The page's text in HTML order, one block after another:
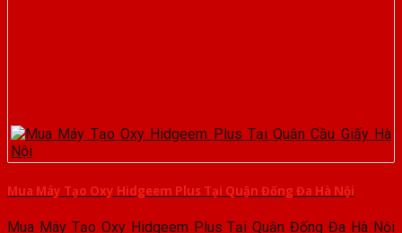
Mua Máy Tạo Oxy Hidgeem Plus Tại Quận Đống Đa Hà Nội
Mua Máy Tạo Oxy Hidgeem Plus Tại Quận Đống Đa Hà Nội